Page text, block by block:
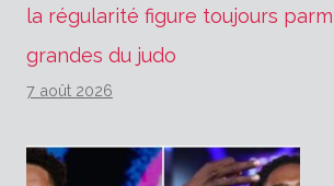
la régularité figure toujours
grandes du judo
7 août 2026